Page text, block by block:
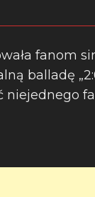
fanom
balladę
niejednego